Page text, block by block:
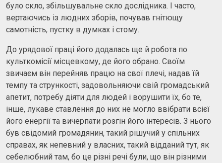
було скло, збільшувальне скло дослідника. І часто,
вертаючись із людних зборів, почував гнітющу
самотність, пустку в думках і стому.
До урядової праці його додалась ще й робота по
культкомісії місцевкому, де його обрано. Своїм
звичаєм він перейняв працю на свої плечі, надав їй
темпу та стрункості, задовольняючи свій громадський
апетит, потребу діяти для людей і ворушити їх, бо те,
інше, лукаве ставлення до них не могло ввібрати всієї
його енергії та вичерпати розгін його інтересів. З нього
був свідомий громадянин, такий рішучий у спільних
справах, як непевний у власних, такий відданий тут, як
себелюбний там, бо це різні речі були, що він різними